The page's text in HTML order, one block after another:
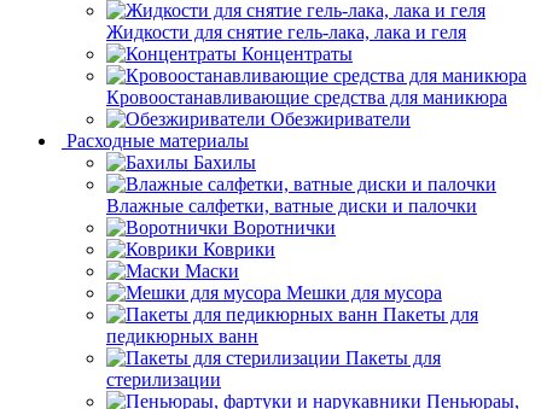
Жидкости для снятие гель-лака, лака и геля
Концентраты
Кровоостанавливающие средства для маникюра
Обезжириватели
Расходные материалы
Бахилы
Влажные салфетки, ватные диски и палочки
Воротнички
Коврики
Маски
Мешки для мусора
Пакеты для
педикюрных ванн
Пакеты для
стерилизации
Пеньюраы,